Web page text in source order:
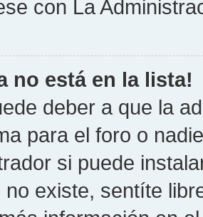
con La
no está en la lista!
deber a que la
para el foro o
si puede
no existe, sentíte